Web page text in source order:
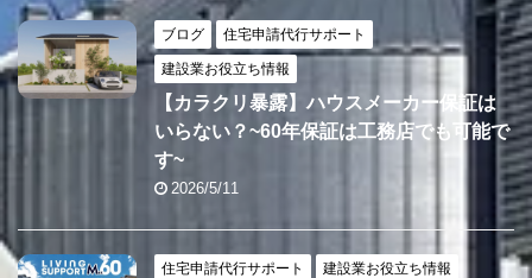
ブログ 住宅申請代行サポート
建設業お役立ち情報
【カラクリ暴露】ハウスメーカー保証は
いらない？~60年保証は工務店でも可能で
す~
2026/5/11
住宅申請代行サポート 建設業お役立ち情報